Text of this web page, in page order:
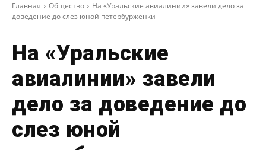
Главная Общество
На «Уральские авиалинии» завели дело за
доведение до слез юной петербурженки
На «Уральские
авиалинии» завели
дело за доведение до
слез юной